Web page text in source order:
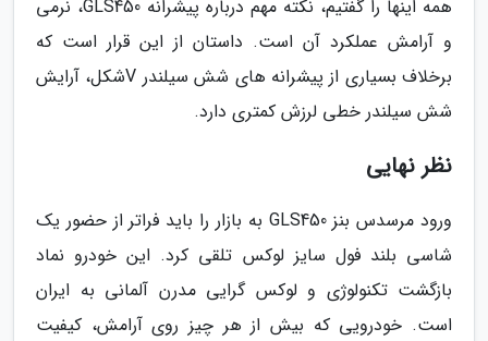
همه اینها را گفتیم، نکته مهم درباره پیشرانه GLS450، نرمی
و آرامش عملکرد آن است. داستان از این قرار است که
برخلاف بسیاری از پیشرانه های شش سیلندر Vشکل، آرایش
شش سیلندر خطی لرزش کمتری دارد.
نظر نهایی
ورود مرسدس بنز GLS450 به بازار را باید فراتر از حضور یک
شاسی بلند فول سایز لوکس تلقی کرد. این خودرو نماد
بازگشت تکنولوژی و لوکس گرایی مدرن آلمانی به ایران
است. خودرویی که بیش از هر چیز روی آرامش، کیفیت